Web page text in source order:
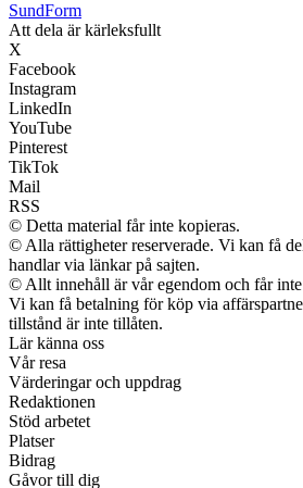
SundForm
Att dela är kärleksfullt
X
Facebook
Instagram
LinkedIn
YouTube
Pinterest
TikTok
Mail
RSS
© Detta material får inte kopieras.
© Alla rättigheter reserverade. Vi kan få
handlar via länkar på sajten.
© Allt innehåll är vår egendom och får inte
Vi kan få betalning för köp via
tillstånd är inte tillåten.
Lär känna oss
Vår resa
Värderingar och uppdrag
Redaktionen
Stöd arbetet
Platser
Bidrag
Gåvor till dig